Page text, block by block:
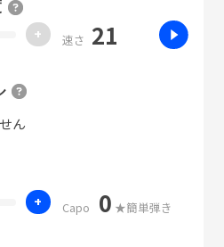
+ 速さ 21
ん
+ Capo 0 ★簡単弾き